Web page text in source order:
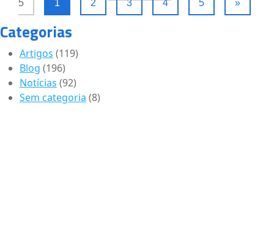
5 1 2 3 4 5 »
Categorias
Artigos (119)
Blog (196)
Notícias (92)
Sem categoria (8)